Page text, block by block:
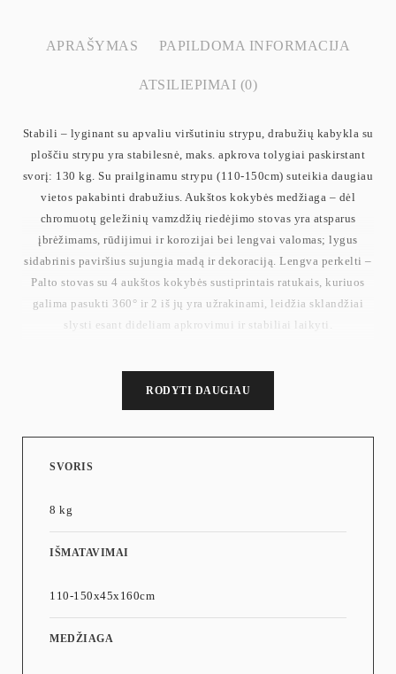
APRAŠYMAS PAPILDOMA INFORMACIJA
ATSILIEPIMAI (0)
Stabili – lyginant su apvaliu viršutiniu strypu, drabužių kabykla su
ploščiu strypu yra stabilesnė, maks. apkrova tolygiai paskirstant
svorį: 130 kg. Su prailginamu strypu (110-150cm) suteikia daugiau
vietos pakabinti drabužius. Aukštos kokybės medžiaga – dėl
chromuotų geležinių vamzdžių riedėjimo stovas yra atsparus
įbrėžimams, rūdijimui ir korozijai bei lengvai valomas; lygus
sidabrinis paviršius sujungia madą ir dekoraciją. Lengva perkelti –
Palto stovas su 4 aukštos kokybės sustiprintais ratukais, kuriuos
galima pasukti 360° ir 2 iš jų yra užrakinami, leidžia sklandžiai
slysti esant dideliam apkrovimui ir stabiliai laikyti.
RODYTI DAUGIAU
SVORIS
8 kg
IŠMATAVIMAI
110-150x45x160cm
MEDŽIAGA